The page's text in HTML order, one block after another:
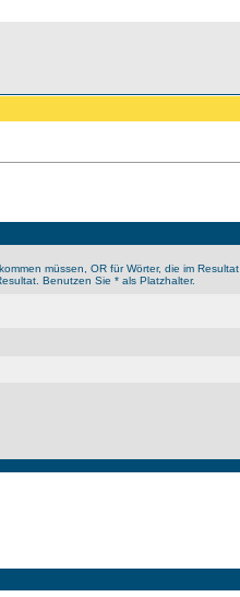
müssen, OR für Wörter, die im Resultat
Benutzen Sie * als Platzhalter.